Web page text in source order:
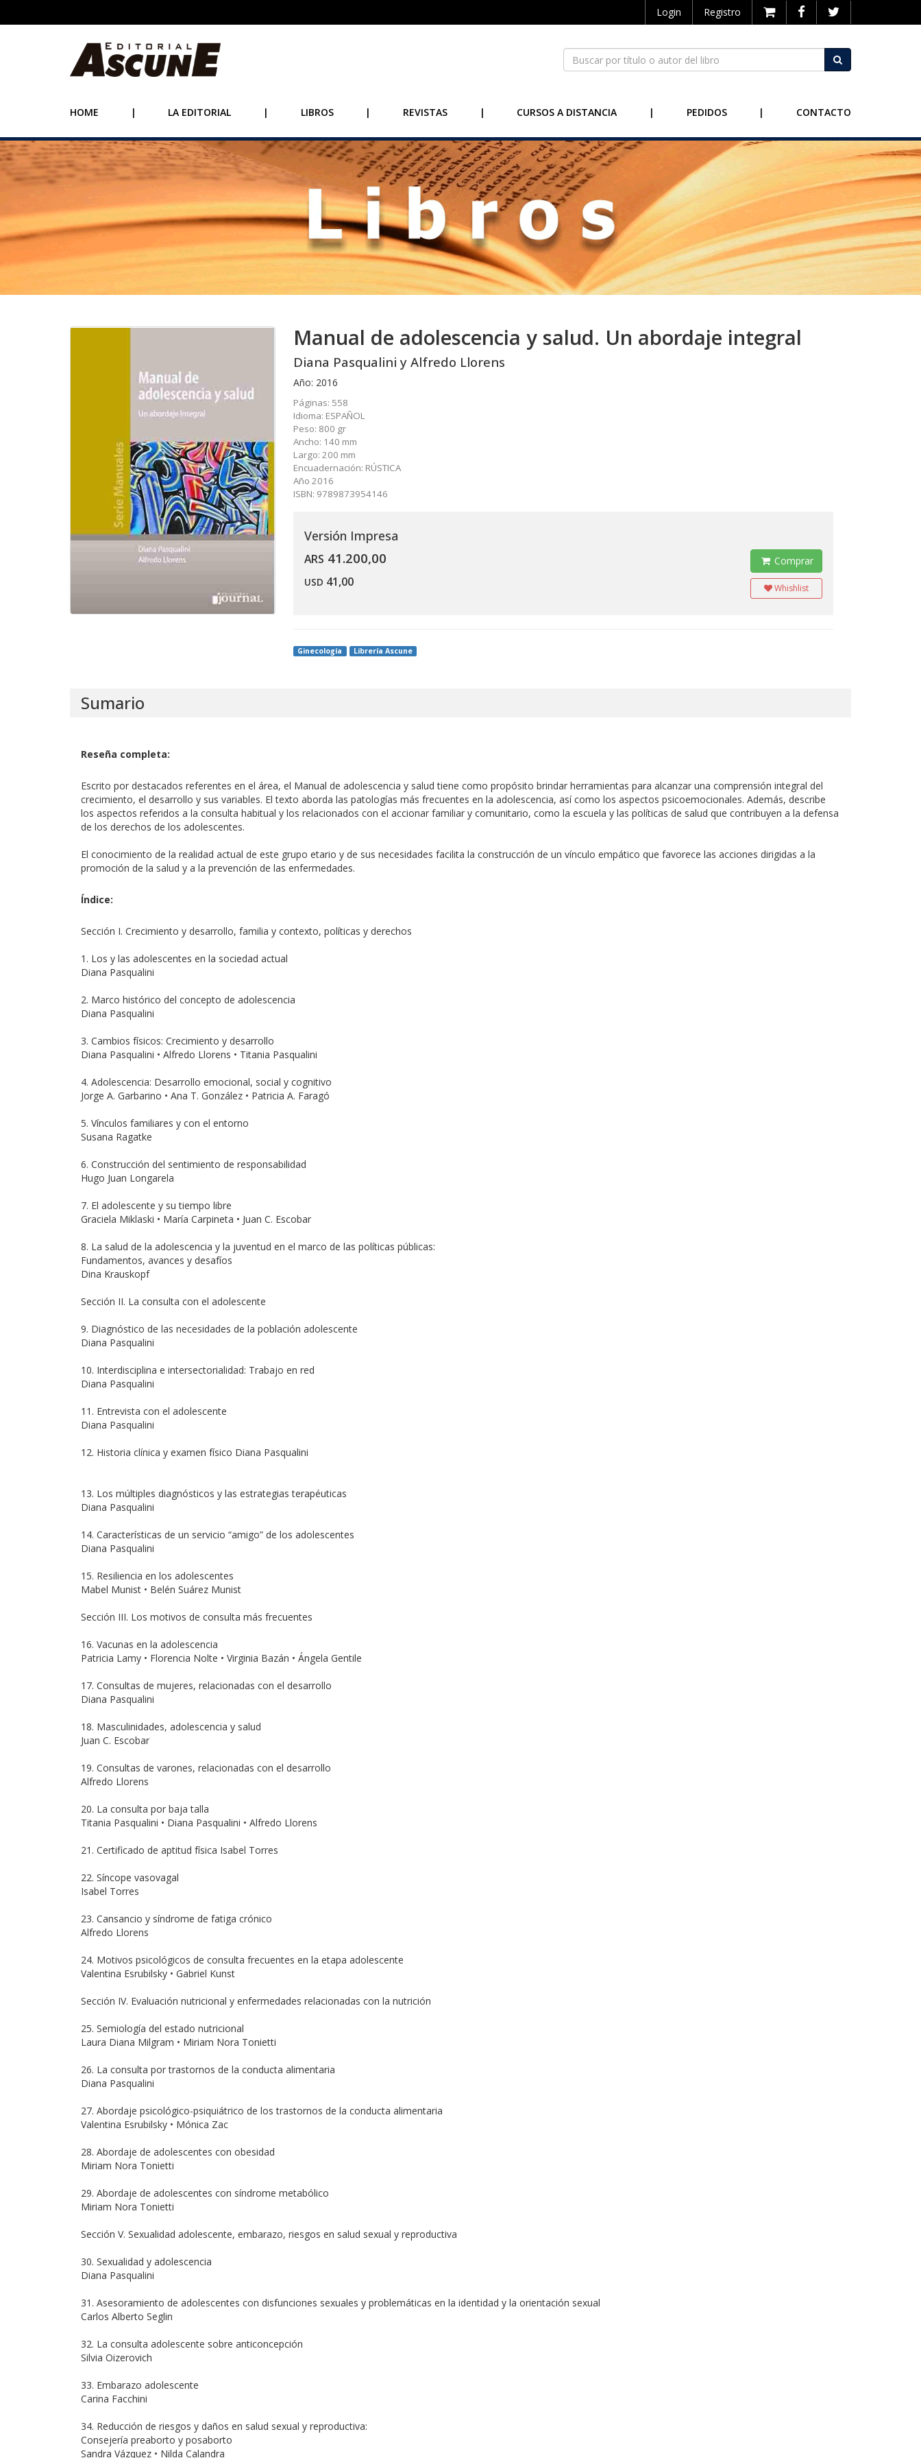
Login Registro
HOME | LA EDITORIAL | LIBROS | REVISTAS | CURSOS A DISTANCIA | PEDIDOS | CONTACTO
Manual de adolescencia y salud. Un abordaje integral
Diana Pasqualini y Alfredo Llorens
Año: 2016
Páginas: 558
Idioma: ESPAÑOL
Peso: 800 gr
Ancho: 140 mm
Largo: 200 mm
Encuadernación: RÚSTICA
Año 2016
ISBN: 9789873954146
Versión Impresa
ARS 41.200,00
USD 41,00
Comprar
Whishlist
Ginecología Librería Ascune
Sumario
Reseña completa:
Escrito por destacados referentes en el área, el Manual de adolescencia y salud tiene como propósito brindar herramientas para alcanzar una comprensión integral del
crecimiento, el desarrollo y sus variables. El texto aborda las patologías más frecuentes en la adolescencia, así como los aspectos psicoemocionales. Además, describe
los aspectos referidos a la consulta habitual y los relacionados con el accionar familiar y comunitario, como la escuela y las políticas de salud que contribuyen a la defensa
de los derechos de los adolescentes.
El conocimiento de la realidad actual de este grupo etario y de sus necesidades facilita la construcción de un vínculo empático que favorece las acciones dirigidas a la
promoción de la salud y a la prevención de las enfermedades.
Índice:
Sección I. Crecimiento y desarrollo, familia y contexto, políticas y derechos
1. Los y las adolescentes en la sociedad actual
Diana Pasqualini
2. Marco histórico del concepto de adolescencia
Diana Pasqualini
3. Cambios físicos: Crecimiento y desarrollo
Diana Pasqualini • Alfredo Llorens • Titania Pasqualini
4. Adolescencia: Desarrollo emocional, social y cognitivo
Jorge A. Garbarino • Ana T. González • Patricia A. Faragó
5. Vínculos familiares y con el entorno
Susana Ragatke
6. Construcción del sentimiento de responsabilidad
Hugo Juan Longarela
7. El adolescente y su tiempo libre
Graciela Miklaski • María Carpineta • Juan C. Escobar
8. La salud de la adolescencia y la juventud en el marco de las políticas públicas:
Fundamentos, avances y desafíos
Dina Krauskopf
Sección II. La consulta con el adolescente
9. Diagnóstico de las necesidades de la población adolescente
Diana Pasqualini
10. Interdisciplina e intersectorialidad: Trabajo en red
Diana Pasqualini
11. Entrevista con el adolescente
Diana Pasqualini
12. Historia clínica y examen físico Diana Pasqualini
13. Los múltiples diagnósticos y las estrategias terapéuticas
Diana Pasqualini
14. Características de un servicio “amigo” de los adolescentes
Diana Pasqualini
15. Resiliencia en los adolescentes
Mabel Munist • Belén Suárez Munist
Sección III. Los motivos de consulta más frecuentes
16. Vacunas en la adolescencia
Patricia Lamy • Florencia Nolte • Virginia Bazán • Ángela Gentile
17. Consultas de mujeres, relacionadas con el desarrollo
Diana Pasqualini
18. Masculinidades, adolescencia y salud
Juan C. Escobar
19. Consultas de varones, relacionadas con el desarrollo
Alfredo Llorens
20. La consulta por baja talla
Titania Pasqualini • Diana Pasqualini • Alfredo Llorens
21. Certificado de aptitud física Isabel Torres
22. Síncope vasovagal
Isabel Torres
23. Cansancio y síndrome de fatiga crónico
Alfredo Llorens
24. Motivos psicológicos de consulta frecuentes en la etapa adolescente
Valentina Esrubilsky • Gabriel Kunst
Sección IV. Evaluación nutricional y enfermedades relacionadas con la nutrición
25. Semiología del estado nutricional
Laura Diana Milgram • Miriam Nora Tonietti
26. La consulta por trastornos de la conducta alimentaria
Diana Pasqualini
27. Abordaje psicológico-psiquiátrico de los trastornos de la conducta alimentaria
Valentina Esrubilsky • Mónica Zac
28. Abordaje de adolescentes con obesidad
Miriam Nora Tonietti
29. Abordaje de adolescentes con síndrome metabólico
Miriam Nora Tonietti
Sección V. Sexualidad adolescente, embarazo, riesgos en salud sexual y reproductiva
30. Sexualidad y adolescencia
Diana Pasqualini
31. Asesoramiento de adolescentes con disfunciones sexuales y problemáticas en la identidad y la orientación sexual
Carlos Alberto Seglin
32. La consulta adolescente sobre anticoncepción
Silvia Oizerovich
33. Embarazo adolescente
Carina Facchini
34. Reducción de riesgos y daños en salud sexual y reproductiva:
Consejería preaborto y posaborto
Sandra Vázquez • Nilda Calandra